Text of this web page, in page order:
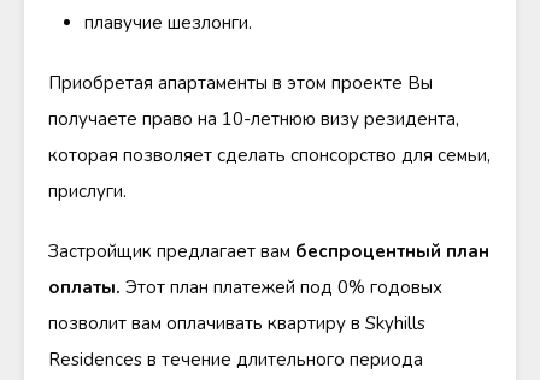
плавучие шезлонги.
Приобретая апартаменты в этом проекте Вы
получаете право на 10-летнюю визу резидента,
которая позволяет сделать спонсорство для семьи,
прислуги.
Застройщик предлагает вам беспроцентный план
оплаты. Этот план платежей под 0% годовых
позволит вам оплачивать квартиру в Skyhills
Residences в течение длительного периода